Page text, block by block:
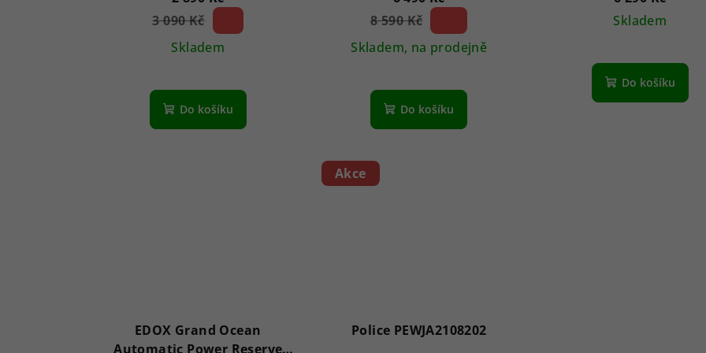
3 090 Kč
Skladem
Do košíku
8 590 Kč
Skladem, na prodejně
Do košíku
Skladem
Do košíku
EDOX Grand Ocean
Automatic Power Reserve
Akce
Police PEWJA2108202